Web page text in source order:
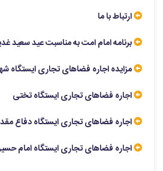
ارتباط با ما
برنامه امام امت به مناسبت عید سعید
مزایده اجاره فضاهای تجاری ایستگاه
اجاره فضاهای تجاری ایستگاه تختی
اجاره فضاهای تجاری ایستگاه دفاع
اجاره فضاهای تجاری ایستگاه امام